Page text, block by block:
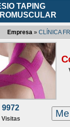
TAPING
Empresa » CLÍNICA
9972
Visitas